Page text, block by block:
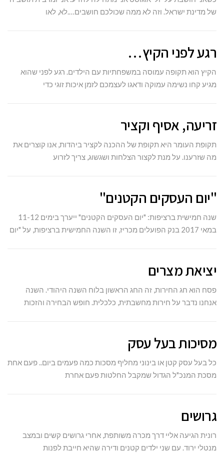
של מדינת ישראל. וזה לא ממה שכולכם חושבים….לא, לאו
רגע לפני הקיץ…
הקיץ הוא תקופה עמוסה במשפחתיות עם הילדים. רגע לפני שהוא
מגיע קחו נשימה עמוקה ודאגו לעצמכם לזמן איכות זוגי כדי
זריעה, אסיף וקציר
תקופת העומר היא תקופת של ההכנה לקציר ביהדות, אנו קוצרים את
מה שזרענו. על מנת לקצור הצלחות ושגשוג, צריך לזרוע
"יום העסקים הקטנים"
שנה חמישית ברציפות: "יום העסקים הקטנים" ייערך בימים 11-12
במאי 2017 בנק הפועלים מכריז, זו השנה החמישית ברציפות, על "יום
יציאת מצרים
פסח הוא חג החירות, זה החג הראשון בלוח השנה היהודי. השנה
אנחנו נדבר על חירות מחשבתית, כלכלית. חופש הבחירה והזכות
מסיכות בעל עסק
כל בעל עסק קטן או בינוני מחליף מסכות כמה פעמים ביום.. פעם אחת
מסכת המנכ"ל הגדול שמקבל החלטות פעם אחרת
גרושים
רונית הגיעה אליי דרך מכרה משותפת, אחרי גרושים קשים ובמצב
מנטלי ירוד. עם שני ילדים קטנים ודירה שהיא חייבת לפנות